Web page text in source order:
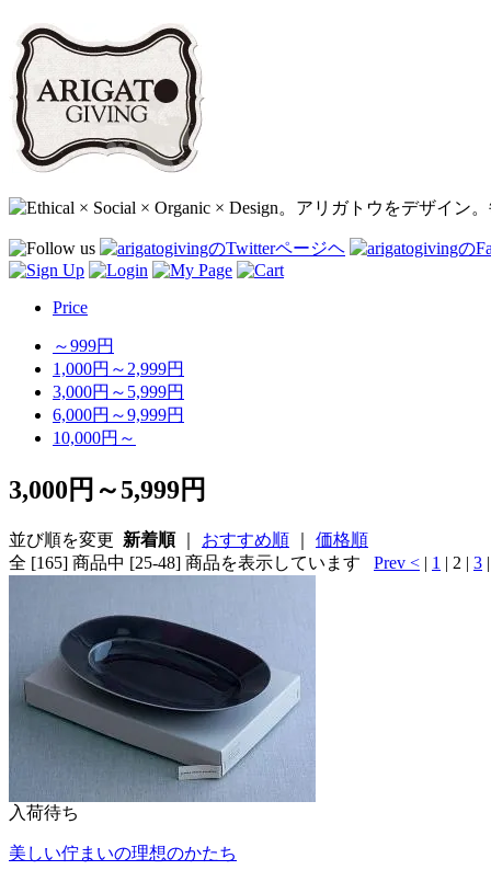
Price
～999円
1,000円～2,999円
3,000円～5,999円
6,000円～9,999円
10,000円～
3,000円～5,999円
並び順を変更 新着順｜ おすすめ順
価格順
全 [165] 商品中 [25-48] 商品を表示しています
Prev < | 1 | 2 | 3 |
入荷待ち
美しい佇まいの理想のかたち